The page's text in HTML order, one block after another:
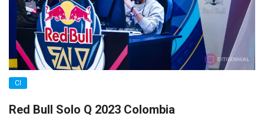
CI
Red Bull Solo Q 2023 Colombia